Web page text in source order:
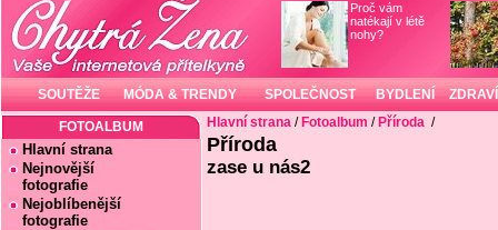
Proč vám
natékají v létě
nohy?
SOUTĚŽE MÓDA & TRENDY SPOLEČNOST BYDLENÍ ZDRAVÍ
FOTOALBUM
Hlavní strana
Nejnovější
fotografie
Nejoblíbenější
fotografie
Hlavní strana / Fotoalbum / Příroda /
Příroda
zase u nás2